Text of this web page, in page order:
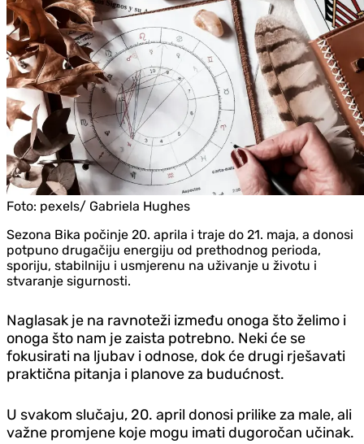
Foto: pexels/ Gabriela Hughes
Sezona Bika počinje 20. aprila i traje do 21. maja, a donosi
potpuno drugačiju energiju od prethodnog perioda,
sporiju, stabilniju i usmjerenu na uživanje u životu i
stvaranje sigurnosti.
Naglasak je na ravnoteži između onoga što želimo i
onoga što nam je zaista potrebno. Neki će se
fokusirati na ljubav i odnose, dok će drugi rješavati
praktična pitanja i planove za budućnost.
U svakom slučaju, 20. april donosi prilike za male, ali
važne promjene koje mogu imati dugoročan učinak.